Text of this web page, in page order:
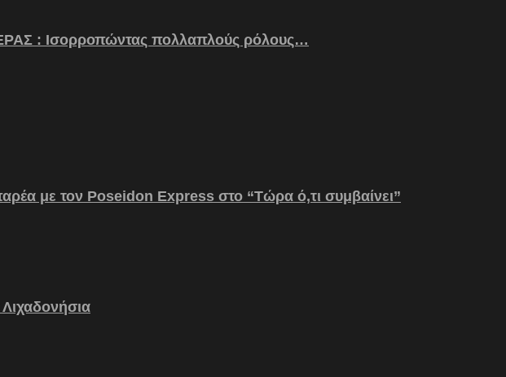
: Ισορροπώντας πολλαπλούς ρόλους…
με τον Poseidon Express στο “Τώρα ό,τι συμβαίνει”
Λιχαδονήσια